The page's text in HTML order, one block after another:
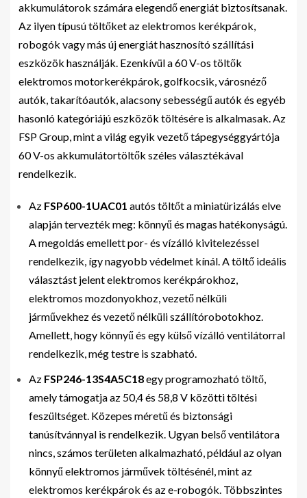
akkumulátorok számára elegendő energiát biztosítsanak.
Az ilyen típusú töltőket az elektromos kerékpárok,
robogók vagy más új energiát hasznosító szállítási
eszközök használják. Ezenkívül a 60 V-os töltők
elektromos motorkerékpárok, golfkocsik, városnéző
autók, takarítóautók, alacsony sebességű autók és egyéb
hasonló kategóriájú eszközök töltésére is alkalmasak. Az
FSP Group, mint a világ egyik vezető tápegységgyártója
60 V-os akkumulátortöltők széles választékával
rendelkezik.
Az FSP600-1UAC01 autós töltőt a miniatürizálás elve
alapján tervezték meg: könnyű és magas hatékonyságú.
A megoldás emellett por- és vízálló kivitelezéssel
rendelkezik, így nagyobb védelmet kínál. A töltő ideális
választást jelent elektromos kerékpárokhoz,
elektromos mozdonyokhoz, vezető nélküli
járművekhez és vezető nélküli szállítórobotokhoz.
Amellett, hogy könnyű és egy külső vízálló ventilátorral
rendelkezik, még testre is szabható.
Az FSP246-13S4A5C18egy programozható töltő,
amely támogatja az 50,4 és 58,8 V közötti töltési
feszültséget. Közepes méretű és biztonsági
tanúsítvánnyal is rendelkezik. Ugyan belső ventilátora
nincs, számos területen alkalmazható, például az olyan
könnyű elektromos járművek töltésénél, mint az
elektromos kerékpárok és az e-robogók. Többszintes